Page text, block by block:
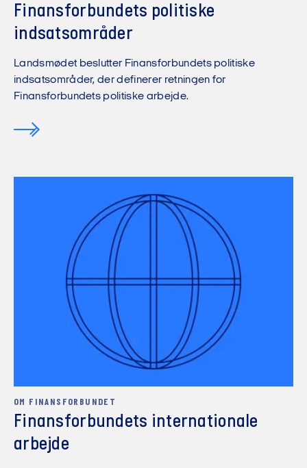
Finansforbundets politiske
indsatsområder
Landsmødet beslutter Finansforbundets politiske
indsatsområder, der definerer retningen for
Finansforbundets politiske arbejde.
OM FINANSFORBUNDET
Finansforbundets internationale
arbejde